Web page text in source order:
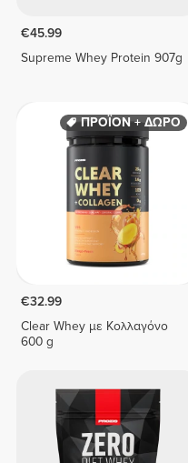
€45.99
Supreme Whey Protein 907g
ΠΡΟΪΟΝ + ΔΩΡΟ
€32.99
Clear Whey με Κολλαγόνο
600 g